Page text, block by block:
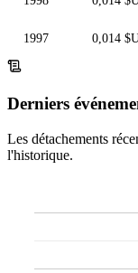
1997 0,014
Derniers
Les détachements
l'historique.